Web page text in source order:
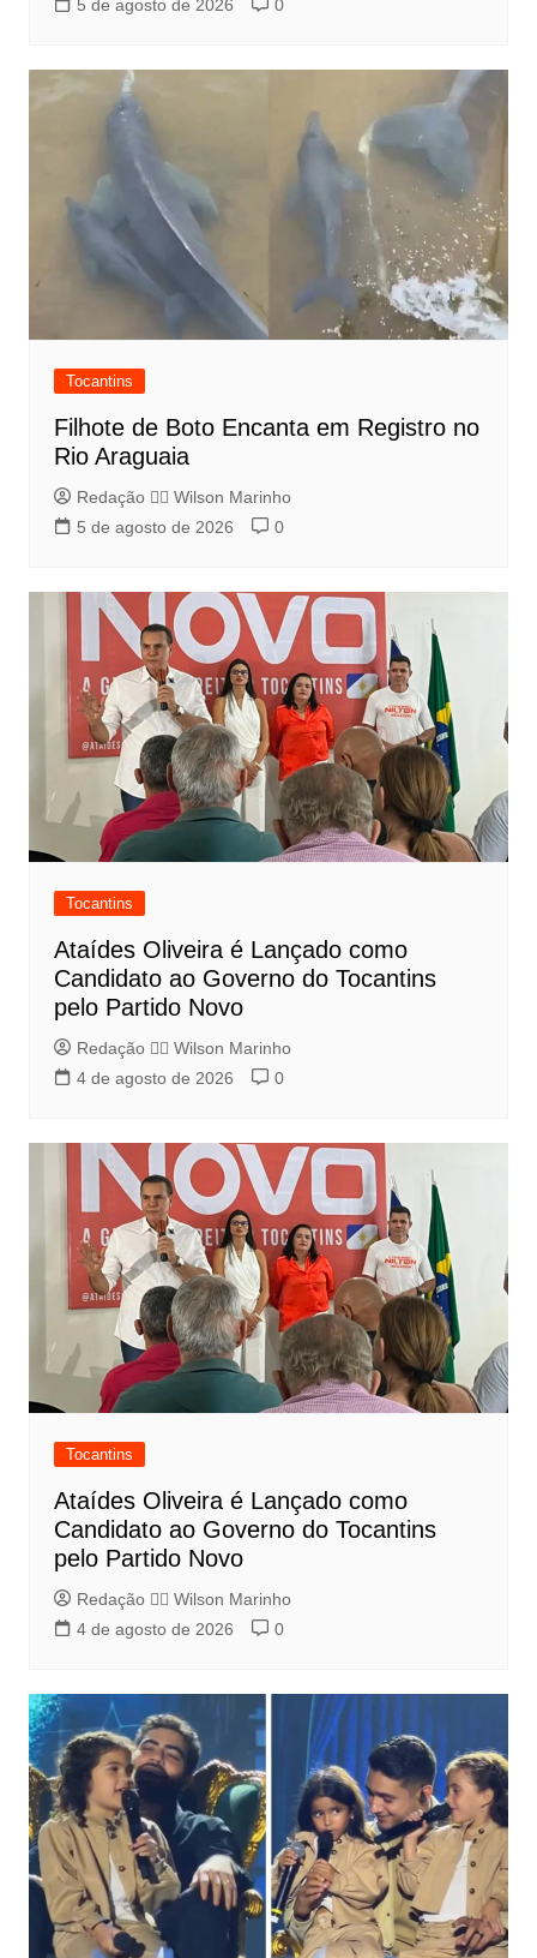
5 de agosto de 2026 0
Tocantins
Filhote de Boto Encanta em Registro no
Rio Araguaia
Redação 👨‍⚖️​ Wilson Marinho
5 de agosto de 2026
0
Tocantins
Ataídes Oliveira é Lançado como
Candidato ao Governo do Tocantins
pelo Partido Novo
Redação 👨‍⚖️​ Wilson Marinho
4 de agosto de 2026
0
Tocantins
Ataídes Oliveira é Lançado como
Candidato ao Governo do Tocantins
pelo Partido Novo
Redação 👨‍⚖️​ Wilson Marinho
4 de agosto de 2026
0